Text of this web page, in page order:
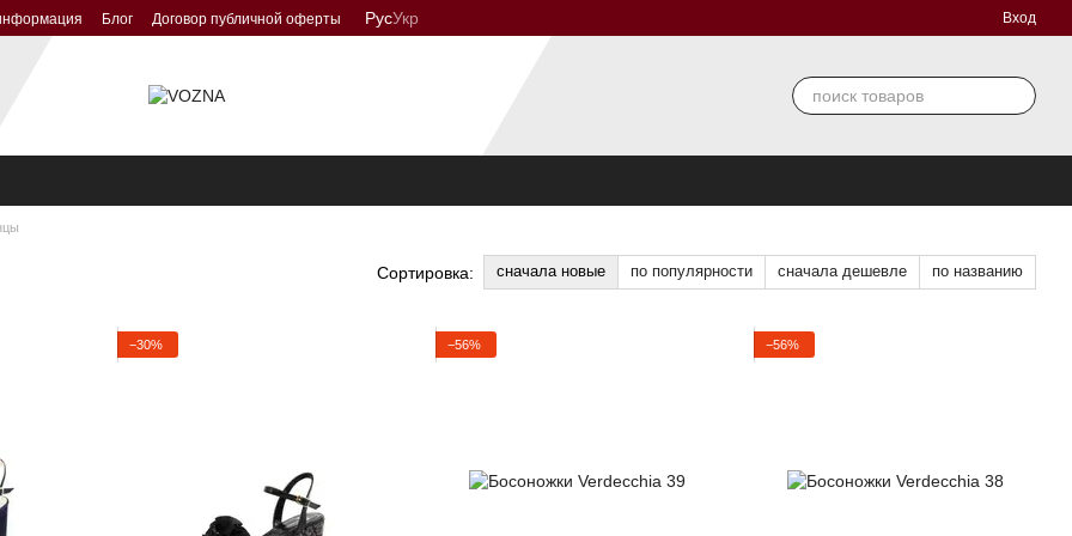
Блог Договор публичной оферты РусУкр Вход
Сортировка: сначала новые по популярности сначала дешевле по названию
−30% −56% −56%